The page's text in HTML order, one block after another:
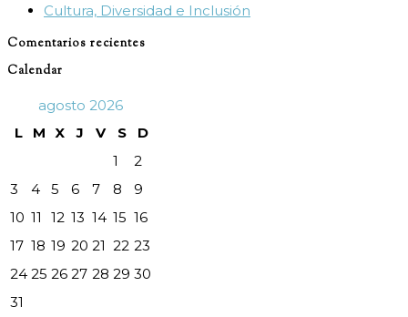
el
Cultura, Diversidad e Inclusión
Comentarios recientes
Calendar
agosto 2026
L
M X J V S
D
1
2
3
4 5 6 7 8
9
10 11 12 13 14 15 16
17 18 19 20 21 22 23
24 25 26 27 28 29 30
31